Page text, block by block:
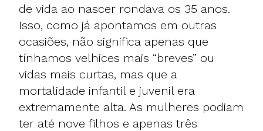
de vida ao nascer rondava os 35 anos.
Isso, como já apontamos em outras
ocasiões, não significa apenas que
tínhamos velhices mais “breves” ou
vidas mais curtas, mas que a
mortalidade infantil e juvenil era
extremamente alta. As mulheres podiam
ter até nove filhos e apenas três